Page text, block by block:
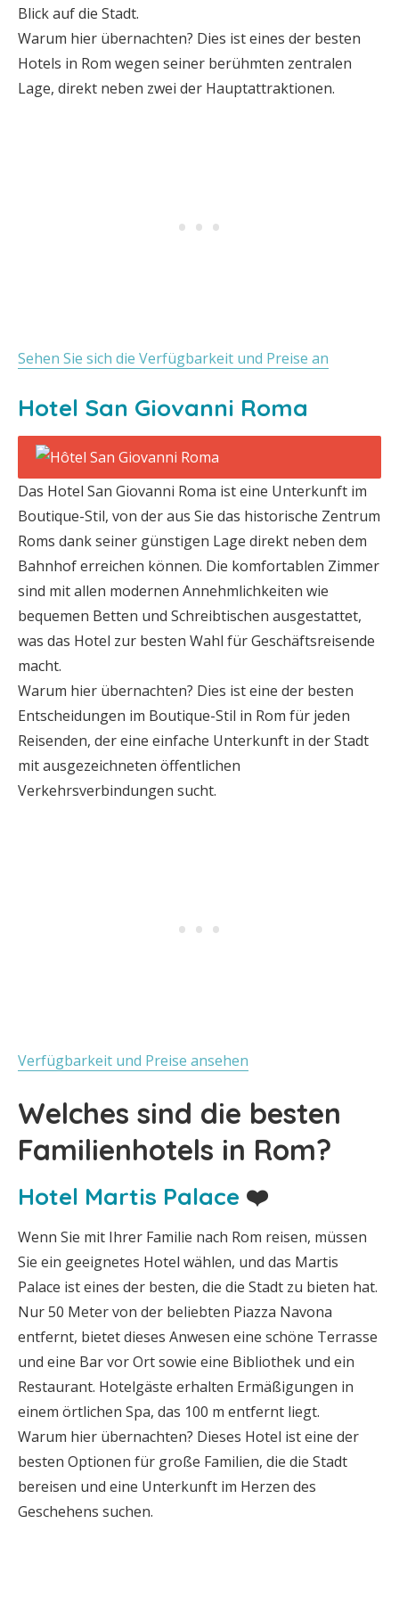
Blick auf die Stadt.
Warum hier übernachten? Dies ist eines der besten
Hotels in Rom wegen seiner berühmten zentralen
Lage, direkt neben zwei der Hauptattraktionen.
Sehen Sie sich die Verfügbarkeit und Preise an
Hotel San Giovanni Roma
Das Hotel San Giovanni Roma ist eine Unterkunft im
Boutique-Stil, von der aus Sie das historische Zentrum
Roms dank seiner günstigen Lage direkt neben dem
Bahnhof erreichen können. Die komfortablen Zimmer
sind mit allen modernen Annehmlichkeiten wie
bequemen Betten und Schreibtischen ausgestattet,
was das Hotel zur besten Wahl für Geschäftsreisende
macht.
Warum hier übernachten? Dies ist eine der besten
Entscheidungen im Boutique-Stil in Rom für jeden
Reisenden, der eine einfache Unterkunft in der Stadt
mit ausgezeichneten öffentlichen
Verkehrsverbindungen sucht.
Verfügbarkeit und Preise ansehen
Welches sind die besten
Familienhotels in Rom?
Hotel Martis Palace ❤️
Wenn Sie mit Ihrer Familie nach Rom reisen, müssen
Sie ein geeignetes Hotel wählen, und das Martis
Palace ist eines der besten, die die Stadt zu bieten hat.
Nur 50 Meter von der beliebten Piazza Navona
entfernt, bietet dieses Anwesen eine schöne Terrasse
und eine Bar vor Ort sowie eine Bibliothek und ein
Restaurant. Hotelgäste erhalten Ermäßigungen in
einem örtlichen Spa, das 100 m entfernt liegt.
Warum hier übernachten? Dieses Hotel ist eine der
besten Optionen für große Familien, die die Stadt
bereisen und eine Unterkunft im Herzen des
Geschehens suchen.